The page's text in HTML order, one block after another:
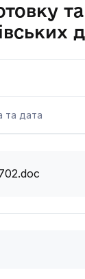
та дата